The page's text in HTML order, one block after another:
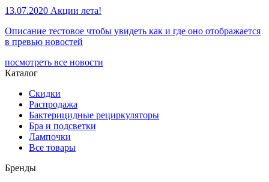
13.07.2020 Акции лета!
Описание тестовое чтобы увидеть как и где оно отображается
в превью новостей
посмотреть все новости
Каталог
Скидки
Распродажа
Бактерицидные рециркуляторы
Бра и подсветки
Лампочки
Все товары
Бренды